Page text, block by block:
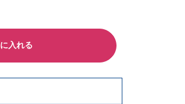
入れる